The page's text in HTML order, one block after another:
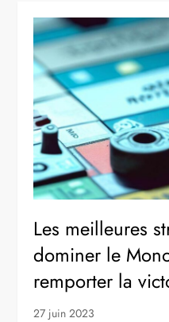
Les meilleures
dominer le
remporter la
27 juin 2023